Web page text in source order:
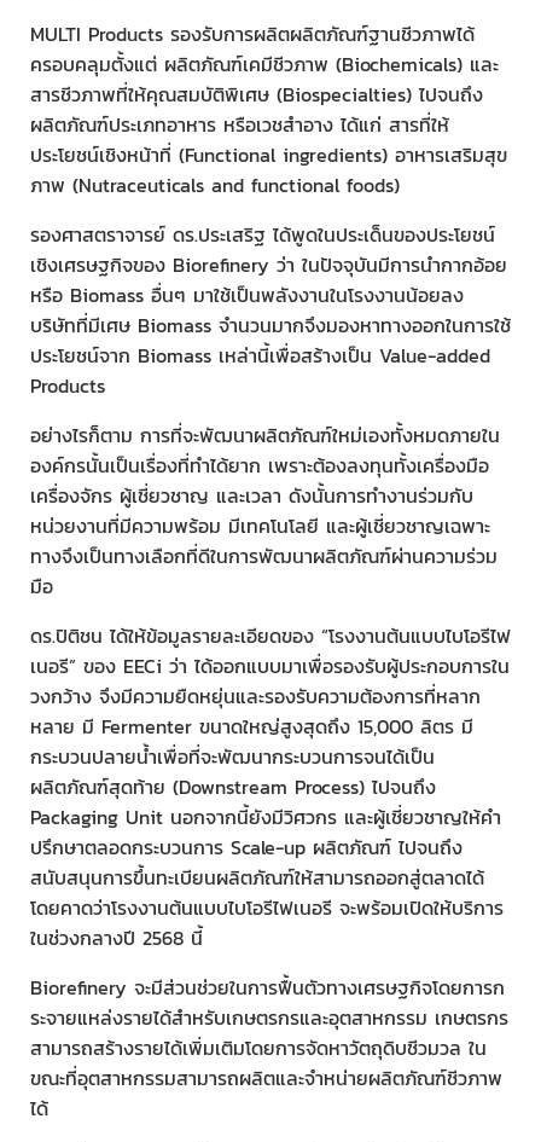
MULTI Products รองรับการผลิตผลิตภัณฑ์ฐานชีวภาพได้
ครอบคลุมตั้งแต่ ผลิตภัณฑ์เคมีชีวภาพ (Biochemicals) และ
สารชีวภาพที่ให้คุณสมบัติพิเศษ (Biospecialties) ไปจนถึง
ผลิตภัณฑ์ประเภทอาหาร หรือเวชสำอาง ได้แก่ สารที่ให้
ประโยชน์เชิงหน้าที่ (Functional ingredients) อาหารเสริมสุข
ภาพ (Nutraceuticals and functional foods)
รองศาสตราจารย์ ดร.ประเสริฐ ได้พูดในประเด็นของประโยชน์
เชิงเศรษฐกิจของ Biorefinery ว่า ในปัจจุบันมีการนำกากอ้อย
หรือ Biomass อื่นๆ มาใช้เป็นพลังงานในโรงงานน้อยลง
บริษัทที่มีเศษ Biomass จำนวนมากจึงมองหาทางออกในการใช้
ประโยชน์จาก Biomass เหล่านี้เพื่อสร้างเป็น Value-added
Products
อย่างไรก็ตาม การที่จะพัฒนาผลิตภัณฑ์ใหม่เองทั้งหมดภายใน
องค์กรนั้นเป็นเรื่องที่ทำได้ยาก เพราะต้องลงทุนทั้งเครื่องมือ
เครื่องจักร ผู้เชี่ยวชาญ และเวลา ดังนั้นการทำงานร่วมกับ
หน่วยงานที่มีความพร้อม มีเทคโนโลยี และผู้เชี่ยวชาญเฉพาะ
ทางจึงเป็นทางเลือกที่ดีในการพัฒนาผลิตภัณฑ์ผ่านความร่วม
มือ
ดร.ปิติชน ได้ให้ข้อมูลรายละเอียดของ “โรงงานต้นแบบไบโอรีไฟ
เนอรี” ของ EECi ว่า ได้ออกแบบมาเพื่อรองรับผู้ประกอบการใน
วงกว้าง จึงมีความยืดหยุ่นและรองรับความต้องการที่หลาก
หลาย มี Fermenter ขนาดใหญ่สูงสุดถึง 15,000 ลิตร มี
กระบวนปลายน้ำเพื่อที่จะพัฒนากระบวนการจนได้เป็น
ผลิตภัณฑ์สุดท้าย (Downstream Process) ไปจนถึง
Packaging Unit นอกจากนี้ยังมีวิศวกร และผู้เชี่ยวชาญให้คำ
ปรึกษาตลอดกระบวนการ Scale-up ผลิตภัณฑ์ ไปจนถึง
สนับสนุนการขึ้นทะเบียนผลิตภัณฑ์ให้สามารถออกสู่ตลาดได้
โดยคาดว่าโรงงานต้นแบบไบโอรีไฟเนอรี จะพร้อมเปิดให้บริการ
ในช่วงกลางปี 2568 นี้
Biorefinery จะมีส่วนช่วยในการฟื้นตัวทางเศรษฐกิจโดยการก
ระจายแหล่งรายได้สําหรับเกษตรกรและอุตสาหกรรม เกษตรกร
สามารถสร้างรายได้เพิ่มเติมโดยการจัดหาวัตถุดิบชีวมวล ใน
ขณะที่อุตสาหกรรมสามารถผลิตและจําหน่ายผลิตภัณฑ์ชีวภาพ
ได้